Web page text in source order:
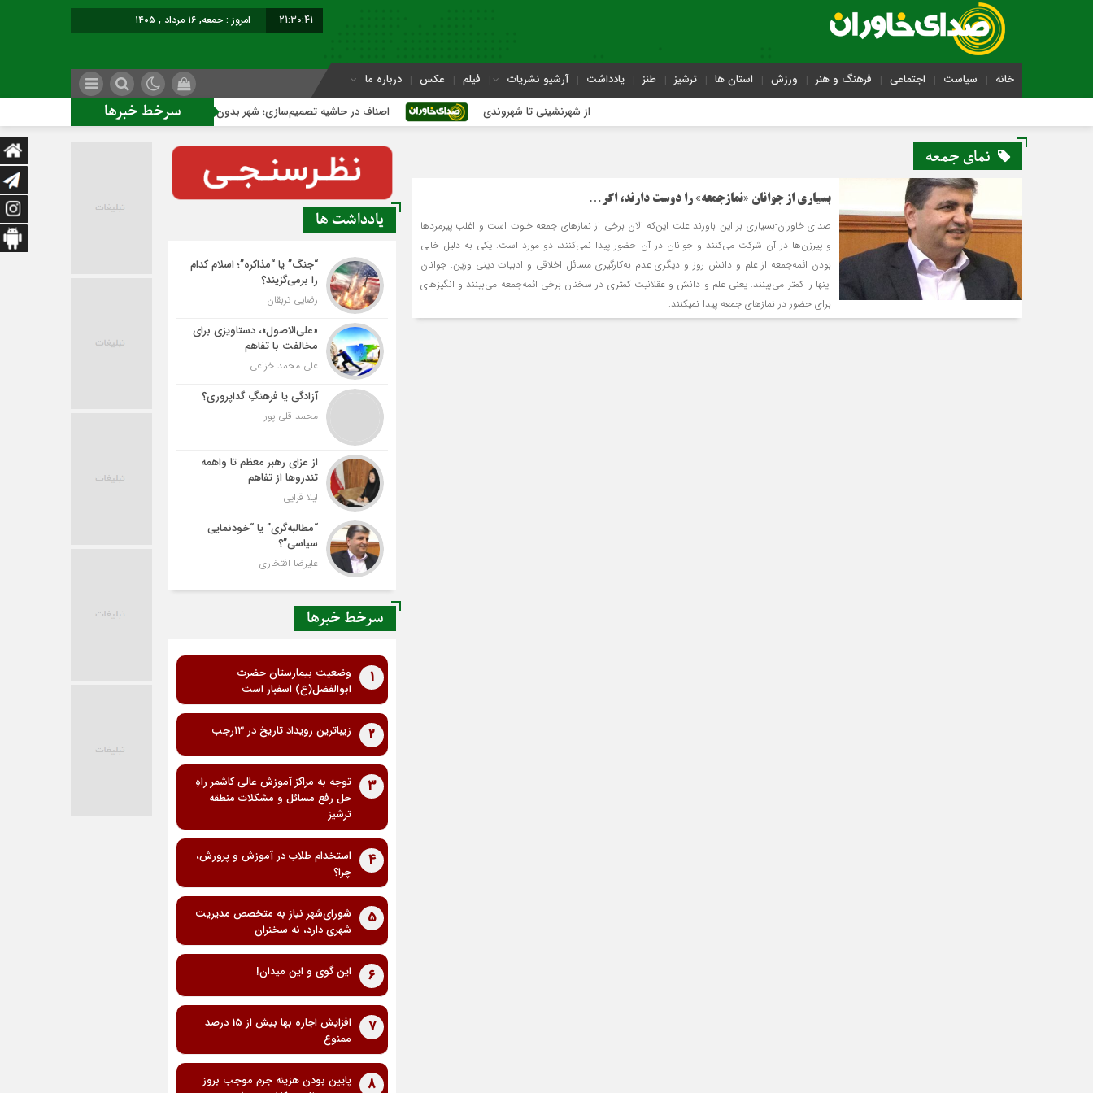
21:30:41 امروز : جمعه, ۱۶ مرداد , ۱۴۰۵
خانه سیاست اجتماعی فرهنگ و هنر ورزش استان ها ترشیز طنز یادداشت آرشیو نشریات فیلم عکس درباره ما
سرخط خبرها از شهرنشینی تا شهروندی اصناف در حاشیه تصمیم‌سازی؛ شهر بدون بازار به کجا می‌رسد؟
نمای جمعه
بسياري از جوانان «نمازجمعه» را دوست دارند، اگر…
صدای خاوران-بسياري بر اين باورند علت اين‌که الان برخي از نمازهاي جمعه خلوت است و اغلب پيرمردها
و پيرزن‌ها در آن شرکت مي‌کنند و جوانان در آن حضور پيدا نمي‌کنند، دو مورد است. يکي به دليل خالي
بودن ائمه‌جمعه از علم و دانش روز و ديگري عدم به‌کارگيري مسائل اخلاقي و ادبيات ديني وزين. جوانان
اينها را کمتر مي‌بينند. يعني علم و دانش و عقلانيت کمتري در سخنان برخي ائمه‌جمعه مي‌بينند و انگيزه‎اي
براي حضور در نمازهاي جمعه پيدا نمي‎کنند.
یادداشت ها
“جنگ” یا “مذاکره”؛ اسلام کدام
را برمی‌گزیند؟
رضایی تربقان
«علی‌الاصول»، دستاویزی برای
مخالفت با تفاهم
علی محمد خزاعی
آزادگی یا فرهنگِ گداپروری؟
محمد قلی پور
از عزای رهبر معظم تا واهمه
تندروها از تفاهم
لیلا قرایی
“مطالبه‌گری” یا “خودنمایی
سیاسی”؟
علیرضا افتخاری
سرخط خبرها
1
وضعیت بیمارستان حضرت
ابوالفضل(ع) اسفبار است
2 زیباترین رویداد تاریخ در ۱۳رجب
3
توجه به مراکز آموزش عالی کاشمر راهِ
حل رفع مسائل و مشکلات منطقه
ترشیز
4
استخدام طلاب در آموزش و پرورش،
چرا؟
5
شورای‌شهر نیاز به متخصص مدیریت
شهری دارد، نه سخنران
6 این گوی و این میدان!
7
افزایش اجاره بها بیش از 15 درصد
ممنوع
8
پایین بودن هزینه جرم موجب بروز